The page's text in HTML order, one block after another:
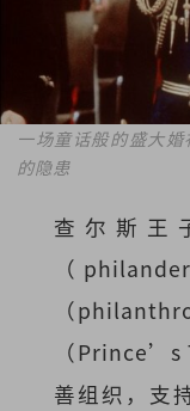
一场童话般的盛大
的隐患
查尔斯王
（
（
（
善组织，支